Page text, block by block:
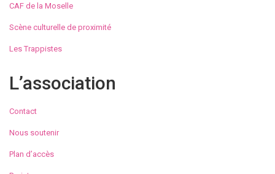
CAF de la Moselle
Scène culturelle de proximité
Les Trappistes
L’association
Contact
Nous soutenir
Plan d’accès